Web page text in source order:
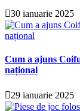
30 ianuarie 2025
Cum a ajuns
național
29 ianuarie 2025